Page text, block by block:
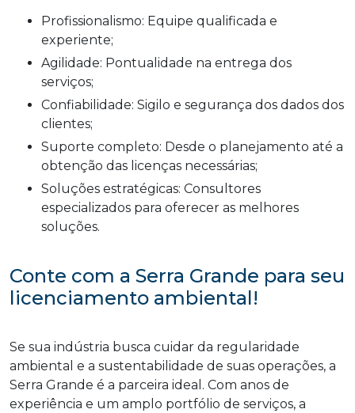
Profissionalismo: Equipe qualificada e
experiente;
Agilidade: Pontualidade na entrega dos
serviços;
Confiabilidade: Sigilo e segurança dos dados dos
clientes;
Suporte completo: Desde o planejamento até a
obtenção das licenças necessárias;
Soluções estratégicas: Consultores
especializados para oferecer as melhores
soluções.
Conte com a Serra Grande para seu
licenciamento ambiental!
Se sua indústria busca cuidar da regularidade
ambiental e a sustentabilidade de suas operações, a
Serra Grande é a parceira ideal. Com anos de
experiência e um amplo portfólio de serviços, a